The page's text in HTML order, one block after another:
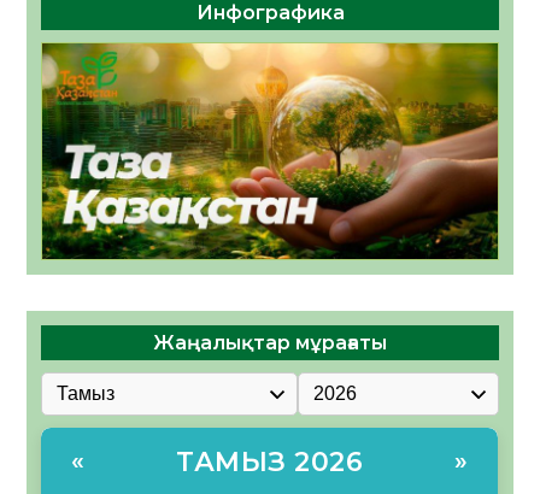
Инфографика
Жаңалықтар мұрағаты
« ТАМЫЗ 2026 »